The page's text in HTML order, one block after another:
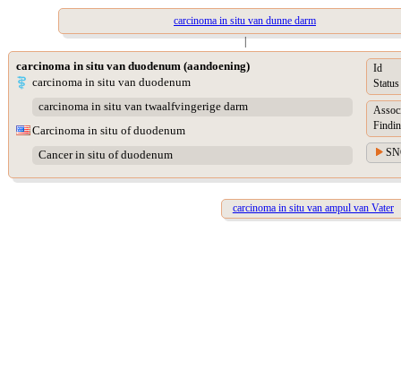
carcinoma in situ van dunne darm
|
carcinoma in situ van duodenum (aandoening)
carcinoma in situ van duodenum
carcinoma in situ van twaalfvingerige darm
Carcinoma in situ of duodenum
Cancer in situ of duodenum
Id
Status
carcinoma in situ van ampul van Vater